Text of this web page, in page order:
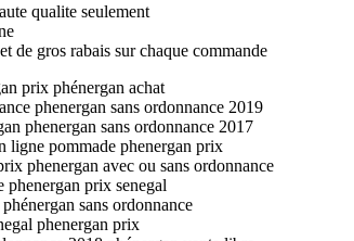
qualite seulement
de gros rabais sur chaque commande
prix phénergan achat
phenergan sans ordonnance 2019
phenergan sans ordonnance 2017
ligne pommade phenergan prix
phenergan avec ou sans ordonnance
phenergan prix senegal
sans ordonnance
phenergan prix